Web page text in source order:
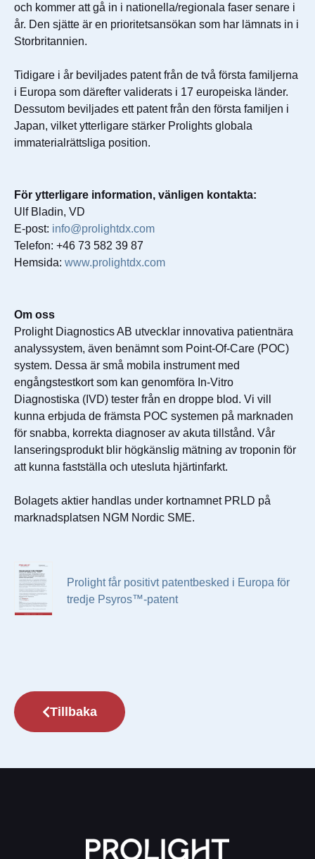
och kommer att gå in i nationella/regionala faser senare i
år. Den sjätte är en prioritetsansökan som har lämnats in i
Storbritannien.
Tidigare i år beviljades patent från de två första familjerna
i Europa som därefter validerats i 17 europeiska länder.
Dessutom beviljades ett patent från den första familjen i
Japan, vilket ytterligare stärker Prolights globala
immaterialrättsliga position.
För ytterligare information, vänligen kontakta:
Ulf Bladin, VD
E-post: info@prolightdx.com
Telefon: +46 73 582 39 87
Hemsida: www.prolightdx.com
Om oss
Prolight Diagnostics AB utvecklar innovativa patientnära
analyssystem, även benämnt som Point-Of-Care (POC)
system. Dessa är små mobila instrument med
engångstestkort som kan genomföra In-Vitro
Diagnostiska (IVD) tester från en droppe blod. Vi vill
kunna erbjuda de främsta POC systemen på marknaden
för snabba, korrekta diagnoser av akuta tillstånd. Vår
lanseringsprodukt blir högkänslig mätning av troponin för
att kunna fastställa och utesluta hjärtinfarkt.
Bolagets aktier handlas under kortnamnet PRLD på
marknadsplatsen NGM Nordic SME.
Prolight får positivt patentbesked i Europa för
tredje Psyros™-patent
Tillbaka